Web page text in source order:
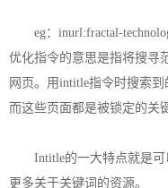
eg：inurl:fractal-
优化指令的意思是指将搜寻
网页。用intitle指令时搜索
而这些页面都是被锁定的关
Intitle的一大特点就是可
更多关于关键词的资源。